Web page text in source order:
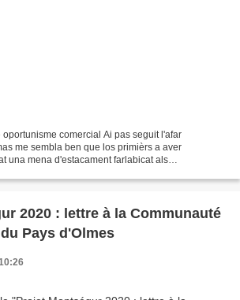
comercial Ai pas seguit l'afar
me sembla ben que los primièrs a aver
una mena d'estacament farlabicat als
2020 : lettre à la Communauté
Pays d'Olmes